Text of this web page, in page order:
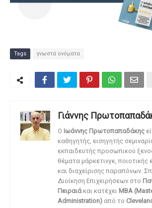
Tags γνωστά ονόματα
Γιάννης
O Ιωάννης Πρωτοπαπαδάκης
καθηγητής, εισηγητής
εκπαιδευτής προσωπικού
θέματα μάρκετινγκ, ποιοτικής
και διαχείρισης παραπόνων.
Διοίκηση Επιχειρήσεων στο
Πειραιάκαι κατέχει MBA
Administration) από το